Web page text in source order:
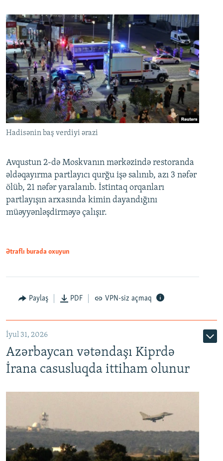
Hadisənin baş verdiyi ərazi
Avqustun 2-də Moskvanın mərkəzində restoranda
əldəqayırma partlayıcı qurğu işə salınıb, azı 3 nəfər
ölüb, 21 nəfər yaralanıb. İstintaq orqanları
partlayışın arxasında kimin dayandığını
müəyyənləşdirməyə çalışır.
Ətraflı burada oxuyun
Paylaş PDF VPN-siz açmaq
İyul 31, 2026
Azərbaycan vətəndaşı Kiprdə
İrana casusluqda ittiham olunur